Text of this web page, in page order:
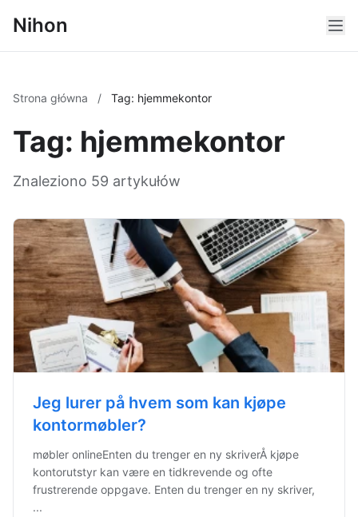
Nihon
Strona główna / Tag: hjemmekontor
Tag: hjemmekontor
Znaleziono 59 artykułów
Jeg lurer på hvem som kan kjøpe
kontormøbler?
møbler onlineEnten du trenger en ny skriverÅ kjøpe
kontorutstyr kan være en tidkrevende og ofte
frustrerende oppgave. Enten du trenger en ny skriver,
...